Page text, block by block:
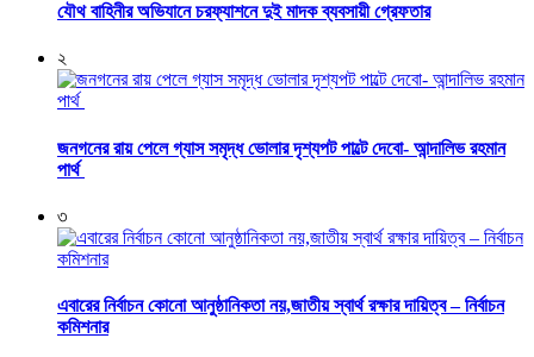
যৌথ বাহিনীর অভিযানে চরফ্যাশনে দুই মাদক ব্যবসায়ী গ্রেফতার
২
জনগনের রায় পেলে গ্যাস সমৃদ্ধ ভোলার দৃশ্যপট পাল্টে দেবো- আন্দালিভ রহমান
পার্থ
৩
এবারের নির্বাচন কোনো আনুষ্ঠানিকতা নয়,জাতীয় স্বার্থ রক্ষার দায়িত্ব – নির্বাচন
কমিশনার